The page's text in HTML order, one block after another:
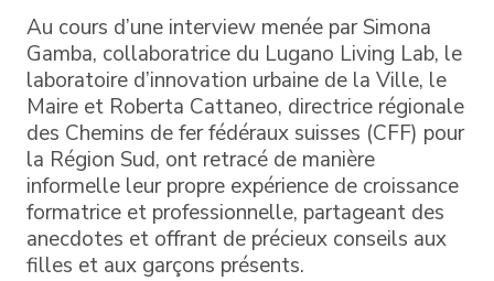
Au cours d’une interview menée par Simona
Gamba, collaboratrice du Lugano Living Lab, le
laboratoire d’innovation urbaine de la Ville, le
Maire et Roberta Cattaneo, directrice régionale
des Chemins de fer fédéraux suisses (CFF) pour
la Région Sud, ont retracé de manière
informelle leur propre expérience de croissance
formatrice et professionnelle, partageant des
anecdotes et offrant de précieux conseils aux
filles et aux garçons présents.